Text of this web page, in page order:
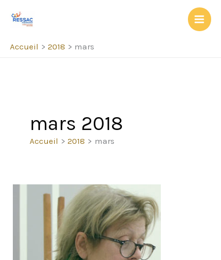
Accueil
2018 mars
mars 2018
Accueil 2018 mars